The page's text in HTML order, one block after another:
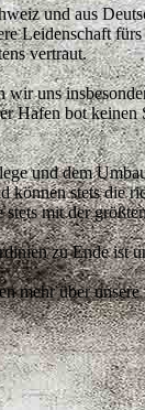
und aus
Leidenschaft
vertraut.
uns
Hafen bot
und dem
können stets die
stets mit der
zu Ende ist
mehr über